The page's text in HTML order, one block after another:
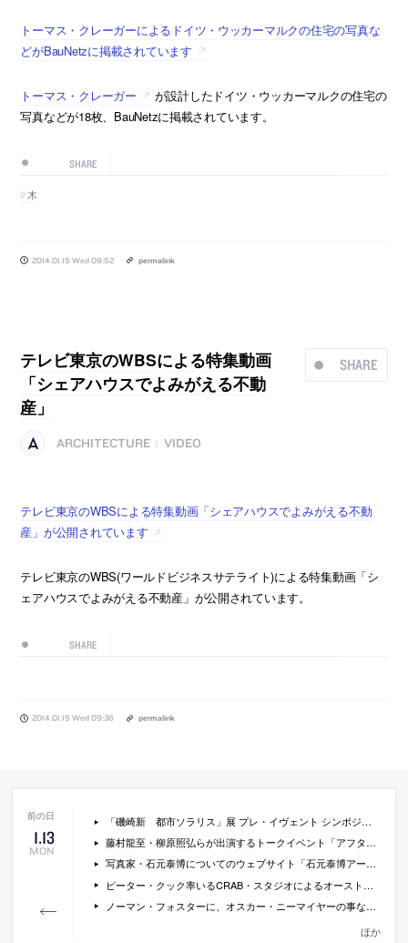
トーマス・クレーガーによるドイツ・ウッカーマルクの住宅の写真な
どがBauNetzに掲載されています
トーマス・クレーガー
が設計したドイツ・ウッカーマルクの住宅の
写真などが18枚、BauNetzに掲載されています。
SHARE
木
2014.01.15 Wed 09:52 permalink
SHARE
テレビ東京のWBSによる特集動画
「シェアハウスでよみがえる不動
産」
ARCHITECTURE VIDEO
テレビ東京のWBSによる特集動画「シェアハウスでよみがえる不動
産」が公開されています
テレビ東京のWBS(ワールドビジネスサテライト)による特集動画「シ
ェアハウスでよみがえる不動産」が公開されています。
SHARE
2014.01.15 Wed 09:36 permalink
1.13
MON
「磯崎新 都市ソラリス」展 プレ・イヴェント シンポジウム「都市ソラリスへ」の動画
藤村龍至・柳原照弘らが出演するトークイベント「アフター・リアル・アノニマスデザイン」が京都で開催。ライブ・フリーペーパー制作・配布も。
写真家・石元泰博についてのウェブサイト「石元泰博アーカイヴ」
ピーター・クック率いるCRAB・スタジオによるオーストラリア・クィーンズランドの学校施設「Abedian School of Architecture」の写真
ノーマン・フォスターに、オスカー・ニーマイヤーの事などについて聞いているインタビュー
ほか